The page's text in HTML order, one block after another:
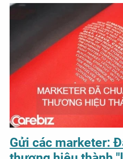
Gửi các marketer: